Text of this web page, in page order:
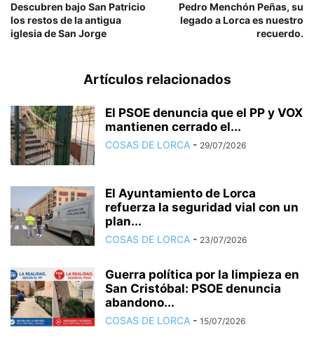
Descubren bajo San Patricio
los restos de la antigua
iglesia de San Jorge
Pedro Menchón Peñas, su
legado a Lorca es nuestro
recuerdo.
Artículos relacionados
El PSOE denuncia que el PP y VOX
mantienen cerrado el...
COSAS DE LORCA - 29/07/2026
El Ayuntamiento de Lorca
refuerza la seguridad vial con un
plan...
COSAS DE LORCA - 23/07/2026
Guerra política por la limpieza en
San Cristóbal: PSOE denuncia
abandono...
COSAS DE LORCA - 15/07/2026